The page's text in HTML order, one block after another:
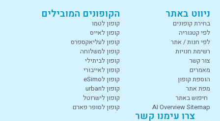
ניווט באתר
בחירת קופונים
לפי קטגוריה
לפי חנות / אתר
רשימת חנויות
צור קשר
מאמרים
הוספת קופון
מפת אתר
חיפוש באתר
AI Overview Sitemap
הקופונים המובילים
קופון לטמו
קופון לאייס
קופון לעליאקספרס
קופון למשלוחה
קופון לביתילי
קופון לאייבורי
קופון לeSimo
קופון לurban
קופון לישרוטל
קופון לסופר פארם
צרו עימנו קשר